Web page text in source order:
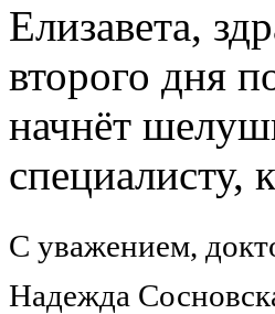
Елизавета,
второго дня
начнёт
специалисту,
С уважением,
Надежда